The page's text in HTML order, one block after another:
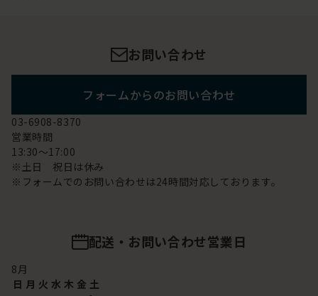
お問い合わせ
フォームからのお問い合わせ
03-6908-8370
営業時間
13:30～17:00
※土日 祝日は休み
※フォームでのお問い合わせは24時間対応しております。
配送・お問い合わせ営業日
8月
日 月 火 水 木 金 土